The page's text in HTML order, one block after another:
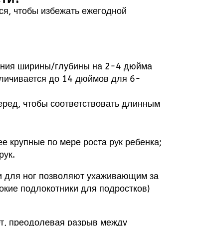
чтобы избежать ежегодной
ширины/глубины на 2-4 дюйма
до 14 дюймов для 6-
чтобы соответствовать длинным
крупные по мере роста рук ребенка;
для ног позволяют ухаживающим за
подлокотники для подростков)
преодолевая разрыв между